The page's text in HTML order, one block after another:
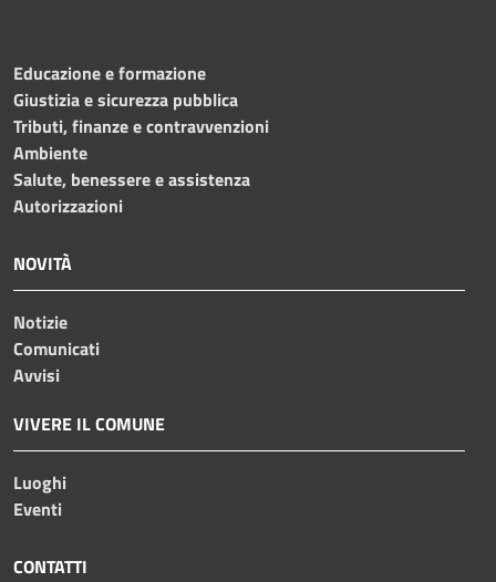
Educazione e formazione
Giustizia e sicurezza pubblica
Tributi, finanze e contravvenzioni
Ambiente
Salute, benessere e assistenza
Autorizzazioni
NOVITÀ
Notizie
Comunicati
Avvisi
VIVERE IL COMUNE
Luoghi
Eventi
CONTATTI